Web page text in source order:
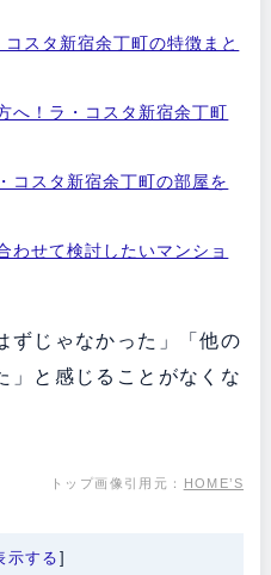
スタ新宿余丁町の特徴まと
へ！ラ・コスタ新宿余丁町
コスタ新宿余丁町の部屋を
わせて検討したいマンショ
ずじゃなかった」「他の
」と感じることがなくな
トップ画像引用元： HOME’S
示する ]